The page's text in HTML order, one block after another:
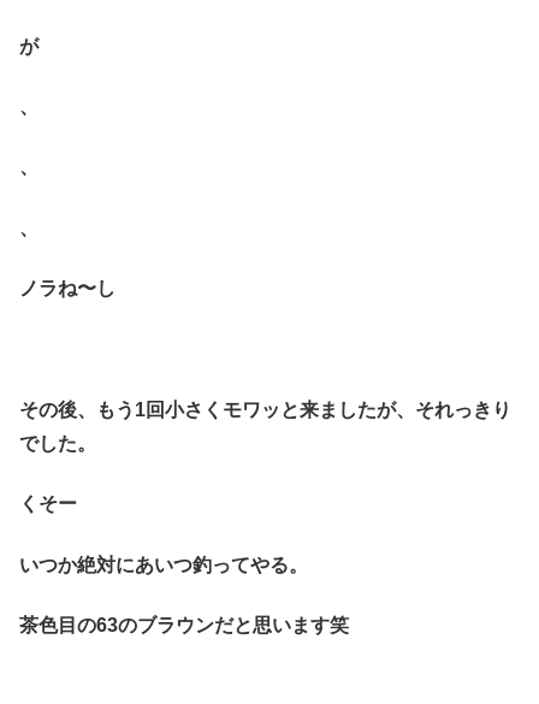
が
、
、
、
ノラね〜し
その後、もう1回小さくモワッと来ましたが、それっきり
でした。
くそー
いつか絶対にあいつ釣ってやる。
茶色目の63のブラウンだと思います笑